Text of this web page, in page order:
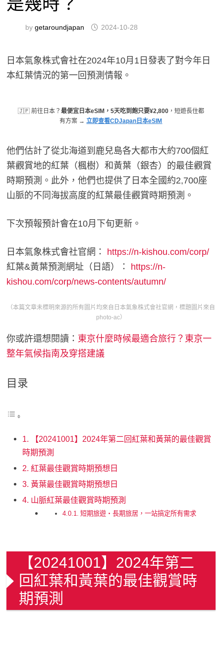
bygetaroundjapan 2024-10-28
日本氣象株式會社在2024年10月1日發表了對今年日
本紅葉情況的第一回預測情報。
🇯🇵 前往日本？ 最便宜日本eSIM，5天吃到飽只要¥2,800，短遊長住都
有方案 →立即查看CDJapan日本eSIM
他們估計了從北海道到鹿兒島各大都市大約700個紅
葉觀賞地的紅葉（楓樹）和黃葉（銀杏）的最佳觀賞
時期預測。此外，他們也提供了日本全國約2,700座
山脈的不同海拔高度的紅葉最佳觀賞時期預測。
下次預報預計會在10月下旬更新。
日本氣象株式會社官網：
https://n-kishou.com/corp/
紅葉&黃葉預測網址（日語）： https://n-
kishou.com/corp/news-contents/autumn/
（本篇文章未標明來源的所有圖片均來自日本氣象株式會社官網，標題圖片來自
photo-ac）
你或許還想閱讀： 東京什麼時候最適合旅行？東京一
整年氣候指南及穿搭建議
目录
【20241001】2024年第二回紅葉和黃葉的最佳觀賞
時期預測
紅葉最佳觀賞時期預想日
黃葉最佳觀賞時期預想日
山脈紅葉最佳觀賞時期預測
短期旅遊・長期旅居，一站搞定所有需求
【20241001】2024年第二
回紅葉和黃葉的最佳觀賞時
期預測